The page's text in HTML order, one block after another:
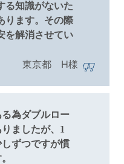
る知識がないた
ります。その際
を解消させてい
東京都 H様
為ダブルロー
ましたが、1
ずつですが慣